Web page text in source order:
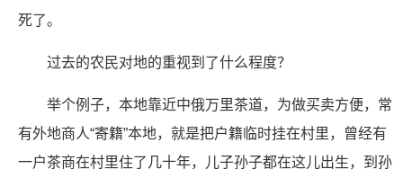
死了。
过去的农民对地的重视到了什么程度？
举个例子，本地靠近中俄万里茶道，为做买卖方便，常
有外地商人“寄籍”本地，就是把户籍临时挂在村里，曾经有
一户茶商在村里住了几十年，儿子孙子都在这儿出生，到孙